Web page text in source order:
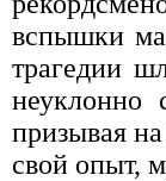
вспышки
трагедии
неуклонно
призывая
свой опыт,